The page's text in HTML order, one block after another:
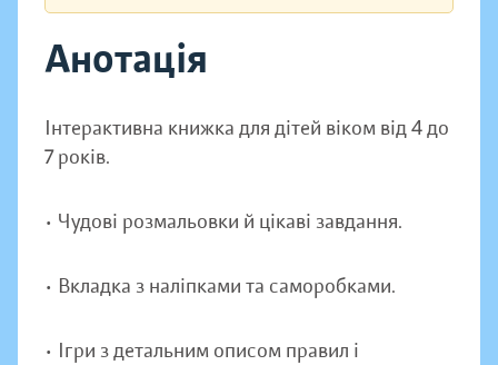
Анотація
Інтерактивна книжка для дітей віком від 4 до
7 років.
• Чудові розмальовки й цікаві завдання.
• Вкладка з наліпками та саморобками.
• Ігри з детальним описом правил і